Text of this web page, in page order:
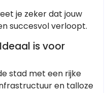
je zeker dat jouw
succesvol verloopt.
is voor
stad met een rijke
en talloze